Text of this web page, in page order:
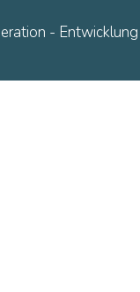
- Entwicklung